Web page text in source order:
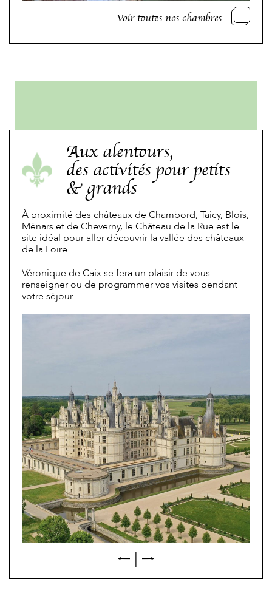
Voir toutes nos chambres
Aux alentours,
des activités pour petits
& grands
À proximité des châteaux de Chambord, Taicy, Blois,
Ménars et de Cheverny, le Château de la Rue est le
site idéal pour aller découvrir la vallée des châteaux
de la Loire.
Véronique de Caix se fera un plaisir de vous
renseigner ou de programmer vos visites pendant
votre séjour
|